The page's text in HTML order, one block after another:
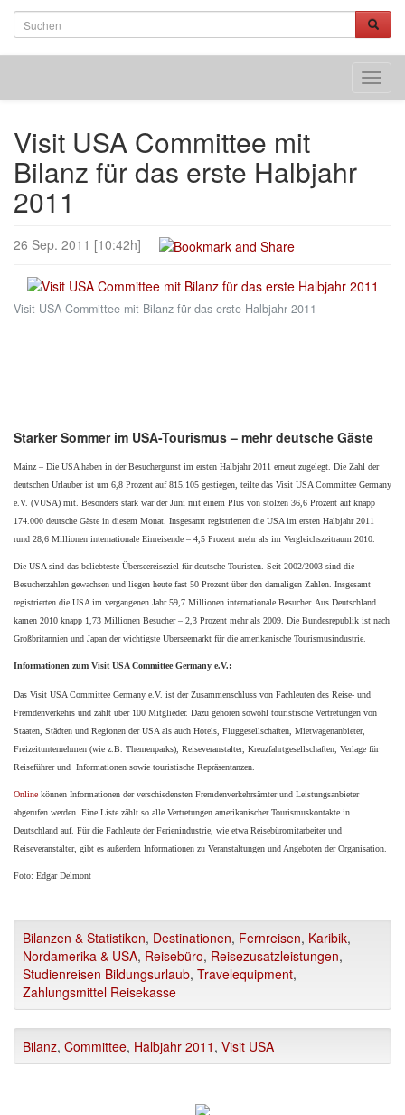
Visit USA Committee mit
Bilanz für das erste Halbjahr
2011
26 Sep. 2011 [10:42h]
Visit USA Committee mit Bilanz für das erste Halbjahr 2011
Starker Sommer im USA-Tourismus – mehr deutsche Gäste
Mainz – Die USA haben in der Besuchergunst im ersten Halbjahr 2011 erneut zugelegt. Die Zahl der
deutschen Urlauber ist um 6,8 Prozent auf 815.105 gestiegen, teilte das Visit USA Committee Germany
e.V. (VUSA) mit. Besonders stark war der Juni mit einem Plus von stolzen 36,6 Prozent auf knapp
174.000 deutsche Gäste in diesem Monat. Insgesamt registrierten die USA im ersten Halbjahr 2011
rund 28,6 Millionen internationale Einreisende – 4,5 Prozent mehr als im Vergleichszeitraum 2010.
Die USA sind das beliebteste Überseereiseziel für deutsche Touristen. Seit 2002/2003 sind die
Besucherzahlen gewachsen und liegen heute fast 50 Prozent über den damaligen Zahlen. Insgesamt
registrierten die USA im vergangenen Jahr 59,7 Millionen internationale Besucher. Aus Deutschland
kamen 2010 knapp 1,73 Millionen Besucher – 2,3 Prozent mehr als 2009. Die Bundesrepublik ist nach
Großbritannien und Japan der wichtigste Überseemarkt für die amerikanische Tourismusindustrie.
Informationen zum Visit USA Committee Germany e.V.:
Das Visit USA Committee Germany e.V. ist der Zusammenschluss von Fachleuten des Reise- und
Fremdenverkehrs und zählt über 100 Mitglieder. Dazu gehören sowohl touristische Vertretungen von
Staaten, Städten und Regionen der USA als auch Hotels, Fluggesellschaften, Mietwagenanbieter,
Freizeitunternehmen (wie z.B. Themenparks), Reiseveranstalter, Kreuzfahrtgesellschaften, Verlage für
Reiseführer und Informationen sowie touristische Repräsentanzen.
Online können Informationen der verschiedensten Fremdenverkehrsämter und Leistungsanbieter
abgerufen werden. Eine Liste zählt so alle Vertretungen amerikanischer Tourismuskontakte in
Deutschland auf. Für die Fachleute der Ferienindustrie, wie etwa Reisebüromitarbeiter und
Reiseveranstalter, gibt es außerdem Informationen zu Veranstaltungen und Angeboten der Organisation.
Foto: Edgar Delmont
Bilanzen & Statistiken, Destinationen, Fernreisen, Karibik,
Nordamerika & USA, Reisebüro, Reisezusatzleistungen,
Studienreisen Bildungsurlaub, Travelequipment,
Zahlungsmittel Reisekasse
Bilanz, Committee, Halbjahr 2011 , Visit USA